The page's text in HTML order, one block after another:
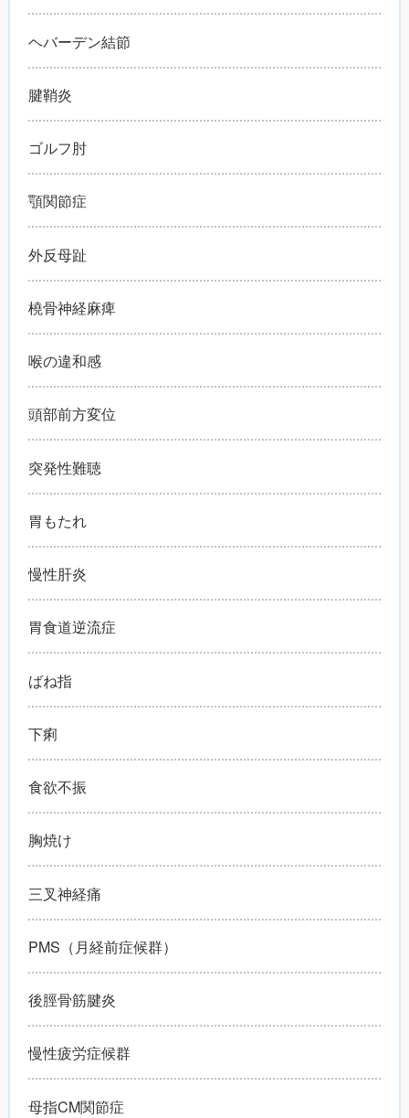
ヘバーデン結節
腱鞘炎
ゴルフ肘
顎関節症
外反母趾
橈骨神経麻痺
喉の違和感
頭部前方変位
突発性難聴
胃もたれ
慢性肝炎
胃食道逆流症
ばね指
下痢
食欲不振
胸焼け
三叉神経痛
PMS（月経前症候群）
後脛骨筋腱炎
慢性疲労症候群
母指CM関節症